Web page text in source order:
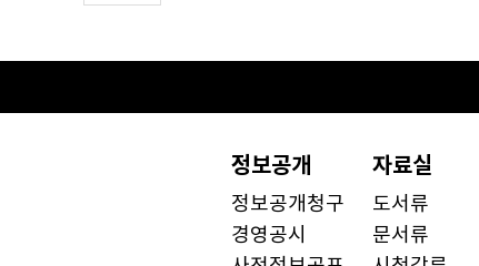
정보공개
정보공개청구
경영공시
자료실
도서류
문서류